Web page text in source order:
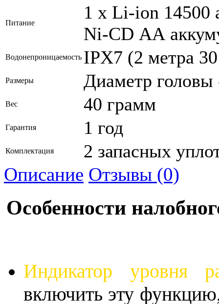
Питание
1 х Li-ion 14500
Ni-CD АА
Водонепроницаемость IPX7 (2 метра
Размеры Диаметр
Вес 40 грамм
Гарантия 1 год
Комплектация 2 запасных
Описание Отзывы (0)
Особенности
Индикатор уровня
включить эту